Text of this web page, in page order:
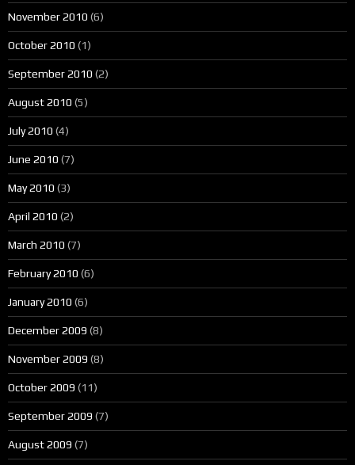
November 2010 (6)
October 2010 (1)
September 2010 (2)
August 2010 (5)
July 2010 (4)
June 2010 (7)
May 2010 (3)
April 2010 (2)
March 2010 (7)
February 2010 (6)
January 2010 (6)
December 2009 (8)
November 2009 (8)
October 2009 (11)
September 2009 (7)
August 2009 (7)